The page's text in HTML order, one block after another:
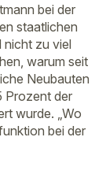
bei der
staatlichen
nicht zu viel
warum seit
Neubauten
Prozent der
wurde. „Wo
bei der